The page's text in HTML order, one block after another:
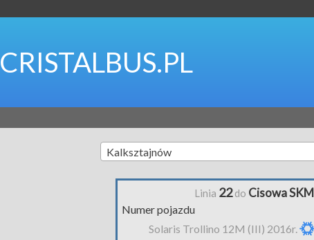
CRISTALBUS.PL
Kalksztajnów
Linia 22do Cisowa SKM
Numer pojazdu
Solaris Trollino 12M (III) 2016r.